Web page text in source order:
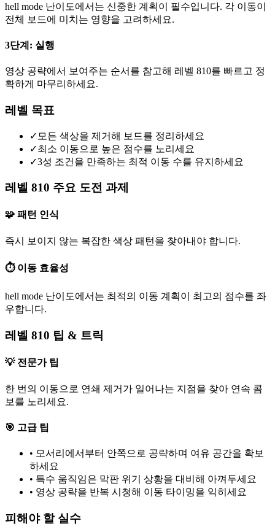
hell mode 난이도에서는 신중한 계획이 필수입니다. 각 이동이
전체 보드에 미치는 영향을 고려하세요.
3단계: 실행
영상 공략에서 보여주는 순서를 참고해 레벨 810를 빠르고 정
확하게 마무리하세요.
레벨 목표
✓ 모든 색상을 제거해 보드를 정리하세요
✓최소 이동으로 높은 점수를 노리세요
✓3성 조건을 만족하는 최적 이동 수를 유지하세요
레벨 810 주요 도전 과제
🧩 패턴 인식
즉시 보이지 않는 복잡한 색상 패턴을 찾아내야 합니다.
⏱️ 이동 효율성
hell mode 난이도에서는 최적의 이동 계획이 최고의 점수를 좌
우합니다.
레벨 810 팁 & 트릭
💡 전문가 팁
한 번의 이동으로 연쇄 제거가 일어나는 지점을 찾아 연속 콤
보를 노리세요.
🎯 고급 팁
• 모서리에서부터 안쪽으로 공략하며 여유 공간을 확보
하세요
• 특수 움직임은 막판 위기 상황을 대비해 아껴두세요
• 영상 공략을 반복 시청해 이동 타이밍을 익히세요
피해야 할 실수